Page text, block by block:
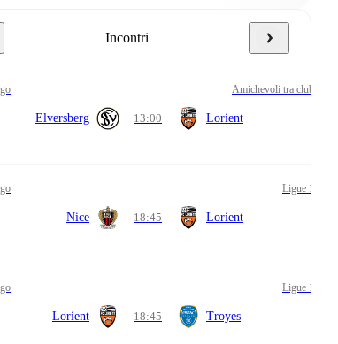
Incontri
Amichevoli tra club
Elversberg 13:00 Lorient
Ligue 1
Nice 18:45 Lorient
Ligue 1
Lorient 18:45 Troyes